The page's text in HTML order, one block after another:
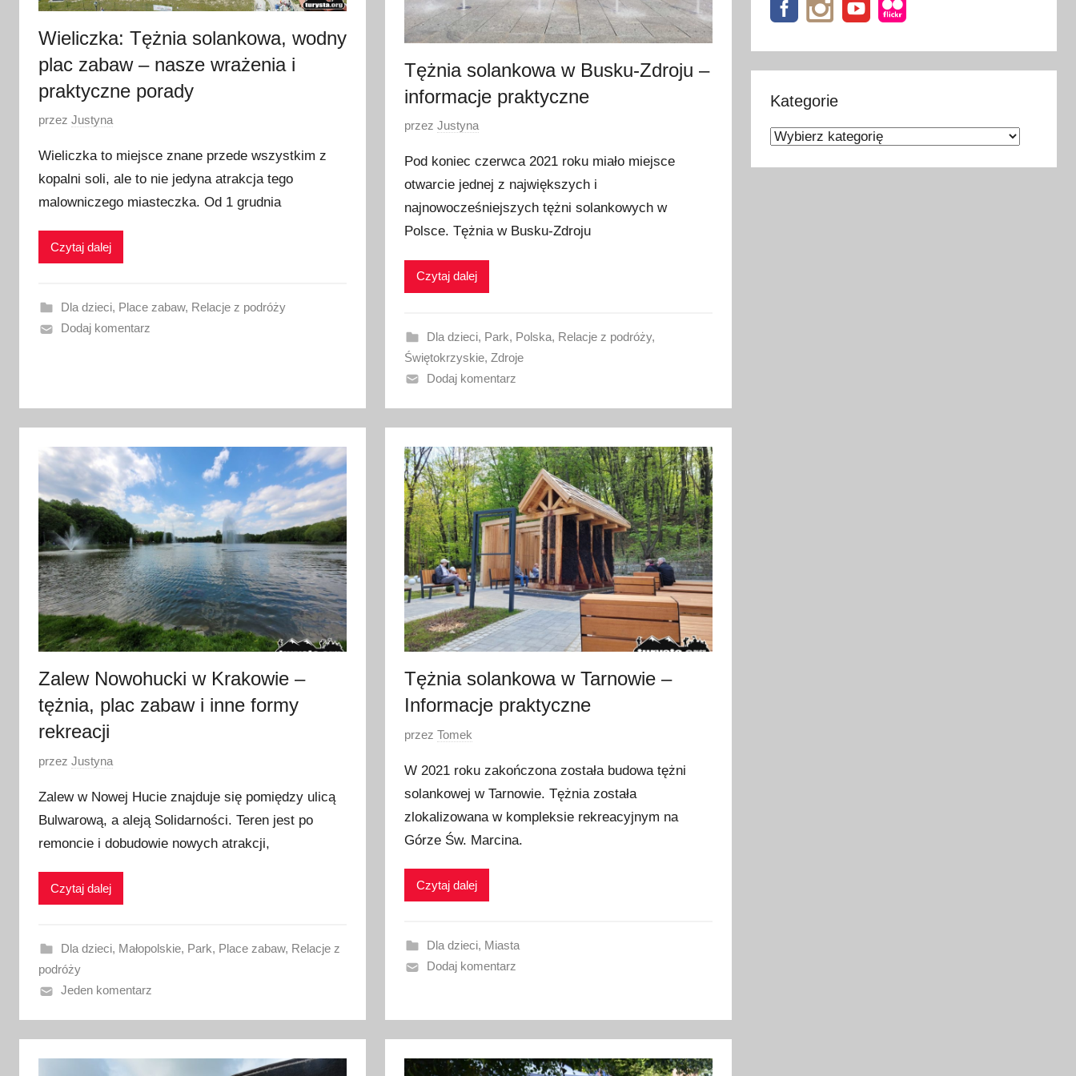
Wieliczka: Tężnia solankowa, wodny
plac zabaw – nasze wrażenia i
praktyczne porady
O
u
b
l
o
a
n
z
e
w
c
a
2
0
2
4
przez Justyna
Wieliczka to miejsce znane przede wszystkim z
kopalni soli, ale to nie jedyna atrakcja tego
malowniczego miasteczka. Od 1 grudnia
Czytaj dalej
Dla dzieci, Place zabaw, Relacje z podróży
Dodaj komentarz
Tężnia solankowa w Busku-Zdroju –
informacje praktyczne
O
u
b
l
i
w
n
o
3
e
t
n
i
a
2
0
2
3
przezJustyna
Pod koniec czerwca 2021 roku miało miejsce
otwarcie jednej z największych i
najnowocześniejszych tężni solankowych w
Polsce. Tężnia w Busku-Zdroju
Czytaj dalej
Dla dzieci, Park, Polska, Relacje z podróży,
Świętokrzyskie,Zdroje
Dodaj komentarz
Zalew Nowohucki w Krakowie –
tężnia, plac zabaw i inne formy
rekreacji
O
u
b
l
o
a
n
o
przez Justyna
Zalew w Nowej Hucie znajduje się pomiędzy ulicą
Bulwarową, a aleją Solidarności. Teren jest po
remoncie i dobudowie nowych atrakcji,
Czytaj dalej
Dla dzieci, Małopolskie, Park, Place zabaw, Relacje z
podróży
Jeden komentarz
Tężnia solankowa w Tarnowie –
Informacje praktyczne
O
u
b
l
i
w
n
o
y
przezTomek
W 2021 roku zakończona została budowa tężni
solankowej w Tarnowie. Tężnia została
zlokalizowana w kompleksie rekreacyjnym na
Górze Św. Marcina.
Czytaj dalej
Dla dzieci, Miasta
Dodaj komentarz
Kategorie
Kategorie